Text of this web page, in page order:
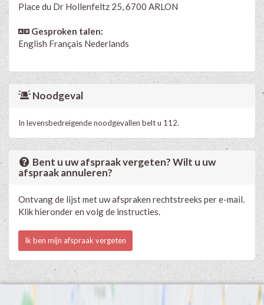
Place du Dr Hollenfeltz 25, 6700 ARLON
Gesproken talen:
English Français Nederlands
Noodgeval
In levensbedreigende noodgevallen belt u 112.
Bent u uw afspraak vergeten? Wilt u uw
afspraak annuleren?
Ontvang de lijst met uw afspraken rechtstreeks per e-mail.
Klik hieronder en volg de instructies.
Ik ben mijn afspraak vergeten